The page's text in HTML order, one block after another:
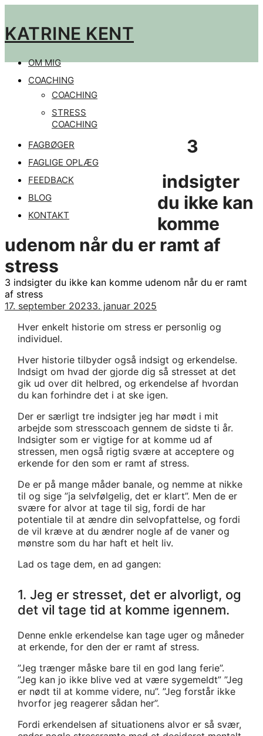
indhold
KATRINE KENT
OM MIG
COACHING
COACHING
STRESS
COACHING
FAGBØGER
FAGLIGE OPLÆG
FEEDBACK
BLOG
KONTAKT
3
indsigter
du ikke kan
komme
udenom når du er ramt af
stress
3 indsigter du ikke kan komme udenom når du er ramt
af stress
17. september 20233. januar 2025
Hver enkelt historie om stress er personlig og
individuel.
Hver historie tilbyder også indsigt og erkendelse.
Indsigt om hvad der gjorde dig så stresset at det
gik ud over dit helbred, og erkendelse af hvordan
du kan forhindre det i at ske igen.
Der er særligt tre indsigter jeg har mødt i mit
arbejde som stresscoach gennem de sidste ti år.
Indsigter som er vigtige for at komme ud af
stressen, men også rigtig svære at acceptere og
erkende for den som er ramt af stress.
De er på mange måder banale, og nemme at nikke
til og sige ”ja selvfølgelig, det er klart”. Men de er
svære for alvor at tage til sig, fordi de har
potentiale til at ændre din selvopfattelse, og fordi
de vil kræve at du ændrer nogle af de vaner og
mønstre som du har haft et helt liv.
Lad os tage dem, en ad gangen:
1. Jeg er stresset, det er alvorligt, og
det vil tage tid at komme igennem.
Denne enkle erkendelse kan tage uger og måneder
at erkende, for den der er ramt af stress.
”Jeg trænger måske bare til en god lang ferie”.
”Jeg kan jo ikke blive ved at være sygemeldt” ”Jeg
er nødt til at komme videre, nu”. ”Jeg forstår ikke
hvorfor jeg reagerer sådan her”.
Fordi erkendelsen af situationens alvor er så svær,